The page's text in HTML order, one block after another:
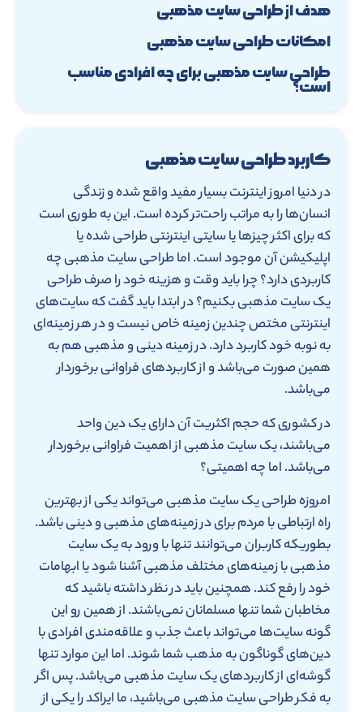
هدف از طراحی سایت مذهبی
امکانات طراحی سایت مذهبی
طراحی سایت مذهبی برای چه افرادی مناسب
است؟
کاربرد طراحی سایت مذهبی
در دنیا امروز اینترنت بسیار مفید واقع شده و زندگی
انسان‌ها را به مراتب راحت‌تر کرده است. این به طوری است
که برای اکثر چیزها یا سایتی اینترنتی طراحی شده یا
اپلیکیشن آن موجود است. اما طراحی سایت مذهبی چه
کاربردی دارد؟ چرا باید وقت و هزینه خود را صرف طراحی
یک سایت مذهبی بکنیم؟ در ابتدا باید گفت که سایت‌های
اینترنتی مختص چندین زمینه خاص نیست و در هر زمینه‌ای
به نوبه خود کاربرد دارد. در زمینه دینی و مذهبی هم به
همین صورت می‌باشد و از کاربردهای فراوانی برخوردار
می‌باشد.
در کشوری که حجم اکثریت آن دارای یک دین واحد
می‌باشند، یک سایت مذهبی از اهمیت فراوانی برخوردار
می‌باشد. اما چه اهمیتی؟
امروزه طراحی یک سایت مذهبی می‌تواند یکی از بهترین
راه ارتباطی با مردم برای در زمینه‌های مذهبی و دینی باشد.
بطوریکه کاربران می‌توانند تنها با ورود به یک سایت
مذهبی با زمینه‌های مختلف مذهبی آشنا شود یا ابهامات
خود را رفع کند. همچنین باید در نظر داشته باشید که
مخاطبان شما تنها مسلمانان نمی‌باشند. از همین رو این
گونه سایت‌ها می‌تواند باعث جذب و علاقه‌مندی افرادی با
دین‌های گوناگون به مذهب شما شوند. اما این موارد تنها
گوشه‌ای از کاربرد‌های یک سایت مذهبی می‌باشد. پس اگر
به فکر طراحی سایت مذهبی می‌باشید، ما ایراکد را یکی از